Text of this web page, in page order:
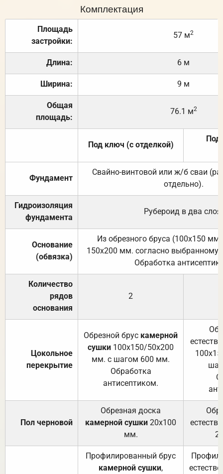
Комплектация
Площадь
застройки:
57 м2
Длина: 6 м
Ширина: 9 м
Общая
площадь:
76.1 м2
Под ключ (с отделкой)
Под
Фундамент
Свайно-винтовой или ж/б сваи
отдельно).
Гидроизоляция
фундамента
Рубероид в два слоя.
Основание
(обвязка)
Из обрезного бруса (100х150
150х200 мм. согласно выбранному
Обработка
Количество
рядов
основания
2
Цокольное
перекрытие
Обрезной брус камерной
сушки 100х150/50х200
мм. с шагом 600 мм.
Обработка
антисептиком.
Пол черновой
Обрезная доска
камерной сушки 20х100
мм.
Профилированный брус
камерной сушки,